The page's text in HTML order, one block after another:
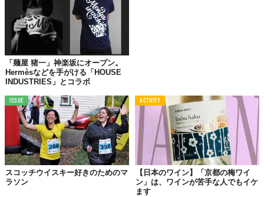
© 2018 AMCM/De Tienda/Mainguy
「麺屋 猪一」神楽坂にオープン。
Hermèsなどを手がける「HOUSE
INDUSTRIES」とコラボ
ISSUE
スコッチウイスキー好きのためのマ
ラソン
ACTIVITY
【日本のワイン】「京都の梅ワイ
ン」は、ワインが苦手な人でもイケ
ます